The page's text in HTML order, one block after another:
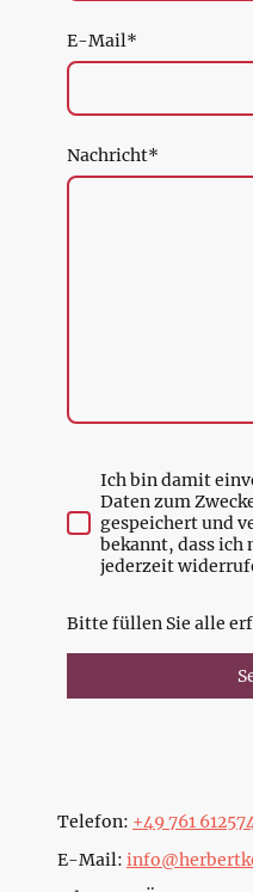
E-Mail*
Nachricht*
Ich bin damit
Daten zum
gespeichert und
bekannt, dass
jederzeit
Bitte füllen Sie alle
Telefon: +49 761
E-Mail: